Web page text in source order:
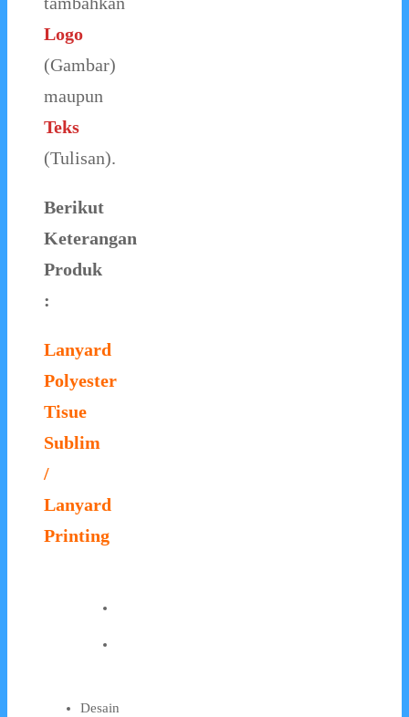
Logo
(Gambar)
maupun
Teks
(Tulisan).
Berikut
Keterangan
Produk
:
Lanyard
Polyester
Tisue
Sublim
/
Lanyard
Printing
Desain